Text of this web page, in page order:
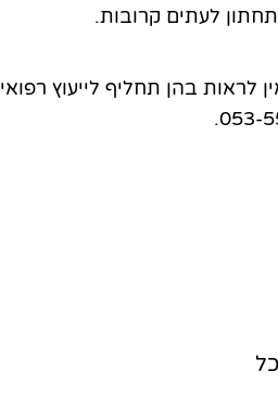
לעתים קרובות.
לראות בהן תחליף לייעוץ רפואי